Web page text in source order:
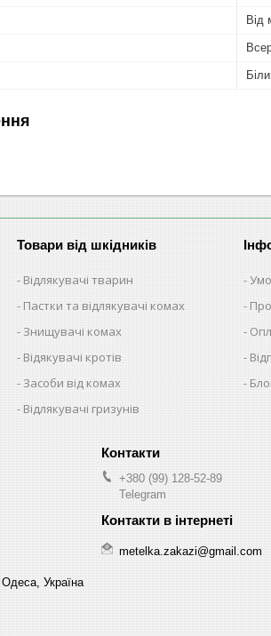
Від
Товари від шкідників
Відлякувачі тварин
Пастки та відлякувачі комах
Знищувачі комах
Відякувачі кротів
Засоби від комах
Відлякувачі гризунів
Україна
+380 (99) 128-52-89
Telegram
metelka.zakazi@gmail.com